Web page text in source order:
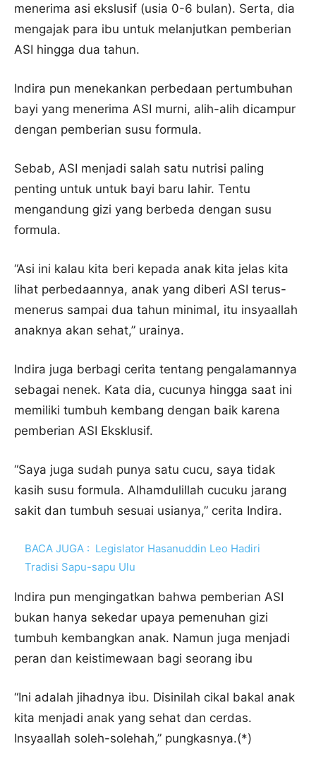
menerima asi ekslusif (usia 0-6 bulan). Serta, dia
mengajak para ibu untuk melanjutkan pemberian
ASI hingga dua tahun.
Indira pun menekankan perbedaan pertumbuhan
bayi yang menerima ASI murni, alih-alih dicampur
dengan pemberian susu formula.
Sebab, ASI menjadi salah satu nutrisi paling
penting untuk untuk bayi baru lahir. Tentu
mengandung gizi yang berbeda dengan susu
formula.
“Asi ini kalau kita beri kepada anak kita jelas kita
lihat perbedaannya, anak yang diberi ASI terus-
menerus sampai dua tahun minimal, itu insyaallah
anaknya akan sehat,” urainya.
Indira juga berbagi cerita tentang pengalamannya
sebagai nenek. Kata dia, cucunya hingga saat ini
memiliki tumbuh kembang dengan baik karena
pemberian ASI Eksklusif.
“Saya juga sudah punya satu cucu, saya tidak
kasih susu formula. Alhamdulillah cucuku jarang
sakit dan tumbuh sesuai usianya,” cerita Indira.
BACA JUGA : Legislator Hasanuddin Leo Hadiri
Tradisi Sapu-sapu Ulu
Indira pun mengingatkan bahwa pemberian ASI
bukan hanya sekedar upaya pemenuhan gizi
tumbuh kembangkan anak. Namun juga menjadi
peran dan keistimewaan bagi seorang ibu
“Ini adalah jihadnya ibu. Disinilah cikal bakal anak
kita menjadi anak yang sehat dan cerdas.
Insyaallah soleh-solehah,” pungkasnya.(*)